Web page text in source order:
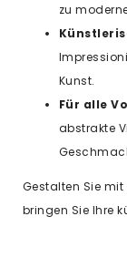
zu
Kunst.
Für alle
abstrakte
Gestalten Sie mit
bringen Sie Ihre